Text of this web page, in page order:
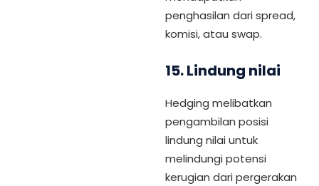
penghasilan dari spread,
komisi, atau swap.
15.Lindung nilai
Hedging melibatkan
pengambilan posisi
lindung nilai untuk
melindungi potensi
kerugian dari pergerakan